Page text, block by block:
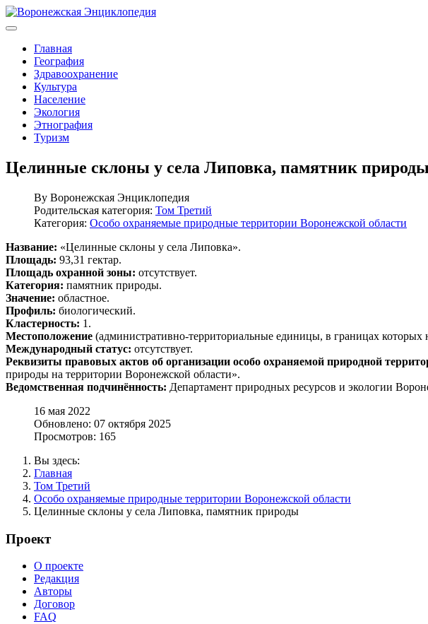
Главная
География
Здравоохранение
Культура
Население
Экология
Этнография
Туризм
Целинные склоны у села Липовка, памятник природы
By Воронежская Энциклопедия
Родительская категория: Том Третий
Категория: Особо охраняемые природные территории Воронежской области
Название: «Целинные склоны у села Липовка».
Площадь: 93,31 гектар.
Площадь охранной зоны: отсутствует.
Категория: памятник природы.
Значение: областное.
Профиль: биологический.
Кластерность: 1.
Местоположение (административно-территориальные единицы, в границах
Международный статус: отсутствует.
Реквизиты правовых актов об организации особо охраняемой природной
природы на территории Воронежской области».
Ведомственная подчинённость: Департамент природных ресурсов и экологии
16 мая 2022
Обновлено: 07 октября 2025
Просмотров: 165
Вы здесь:
Главная
Том Третий
Особо охраняемые природные территории Воронежской области
Целинные склоны у села Липовка, памятник природы
Проект
О проекте
Редакция
Авторы
Договор
FAQ